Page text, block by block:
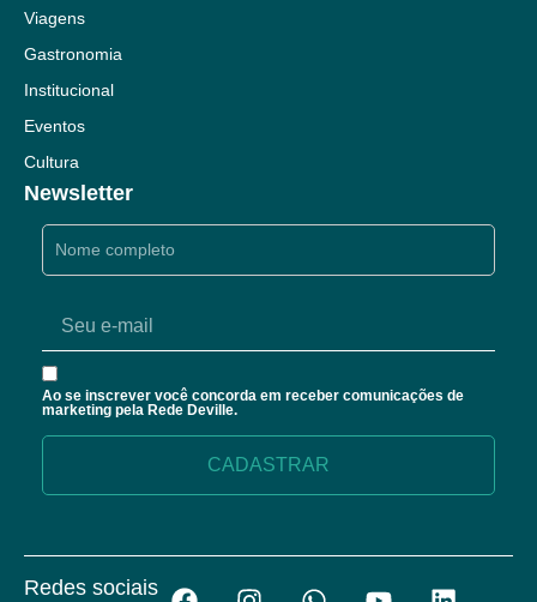
Viagens
Gastronomia
Institucional
Eventos
Cultura
Newsletter
Ao se inscrever você concorda em receber comunicações de
marketing pela Rede Deville.
Redes sociais